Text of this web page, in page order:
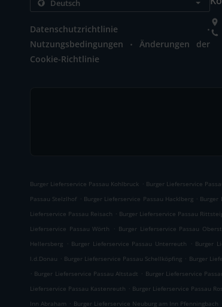
Datenschutzrichtlinie .
Nutzungsbedingungen .
Änderungen der
Cookie-Richtlinie
Burger Lieferservice Passau Kohlbruck . Burger Lieferservice
Passau Stelzlhof . Burger Lieferservice Passau Hacklberg . Burger
Lieferservice Passau Reisach . Burger Lieferservice Passau
Lieferservice Passau Wörth
. Burger Lieferservice Passau
Hellersberg . Burger Lieferservice Passau Unterreuth . Burger
l.d.Donau . Burger Lieferservice Passau Schellköpfing . Burger
. Burger Lieferservice Passau Altstadt . Burger Lieferservice
Lieferservice Passau Kastenreuth . Burger Lieferservice Passau
Inn Abraham . Burger Lieferservice Neuburg am Inn Pfenningbach